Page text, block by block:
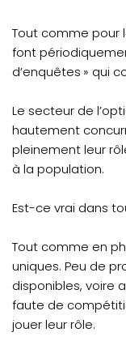
Tout comme pour
font
d’enquêtes » qui
Le secteur de
hautement
pleinement leur
à la population.
Est-ce vrai dans
Tout comme en
uniques. Peu de
disponibles, voire
faute de
jouer leur rôle.